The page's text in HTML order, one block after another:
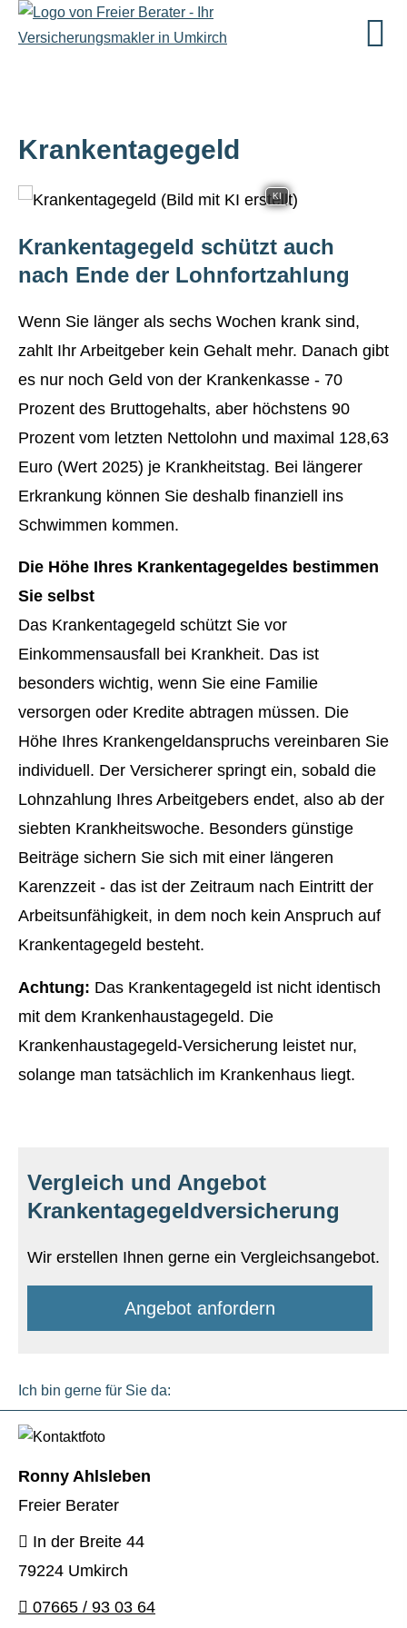
Krankentagegeld
KI
Krankentagegeld schützt auch
nach Ende der Lohnfortzahlung
Wenn Sie länger als sechs Wochen krank sind,
zahlt Ihr Arbeitgeber kein Gehalt mehr. Danach gibt
es nur noch Geld von der Krankenkasse - 70
Prozent des Bruttogehalts, aber höchstens 90
Prozent vom letzten Nettolohn und maximal 128,63
Euro (Wert 2025) je Krankheitstag. Bei längerer
Erkrankung können Sie deshalb finanziell ins
Schwimmen kommen.
Die Höhe Ihres Krankentagegeldes bestimmen
Sie selbst
Das Krankentagegeld schützt Sie vor
Einkommensausfall bei Krankheit. Das ist
besonders wichtig, wenn Sie eine Familie
versorgen oder Kredite abtragen müssen. Die
Höhe Ihres Krankengeldanspruchs vereinbaren Sie
individuell. Der Versicherer springt ein, sobald die
Lohnzahlung Ihres Arbeitgebers endet, also ab der
siebten Krankheitswoche. Besonders günstige
Beiträge sichern Sie sich mit einer längeren
Karenzzeit - das ist der Zeitraum nach Eintritt der
Arbeitsunfähigkeit, in dem noch kein Anspruch auf
Krankentagegeld besteht.
Achtung: Das Krankentagegeld ist nicht identisch
mit dem Krankenhaustagegeld. Die
Krankenhaustagegeld-Versicherung leistet nur,
solange man tatsächlich im Krankenhaus liegt.
Vergleich und Angebot
Krankentagegeldversicherung
Wir erstellen Ihnen gerne ein Vergleichsangebot.
An­ge­bot an­for­dern
Ich bin gerne für Sie da:
Ronny Ahlsleben
Freier Berater
In der Breite 44
79224 Umkirch
07665 / 93 03 64